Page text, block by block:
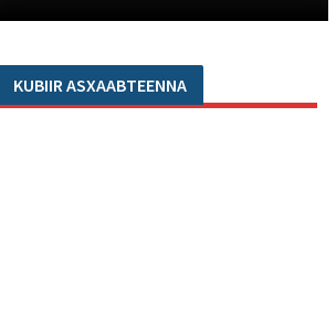
KUBIIR ASXAABTEENNA